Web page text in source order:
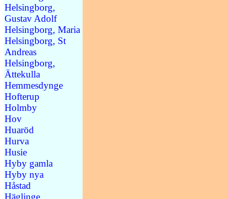
Helsingborg,
Gustav Adolf
Helsingborg, Maria
Helsingborg, St
Andreas
Helsingborg,
Ättekulla
Hemmesdynge
Hofterup
Holmby
Hov
Huaröd
Hurva
Husie
Hyby gamla
Hyby nya
Håstad
Häglinge